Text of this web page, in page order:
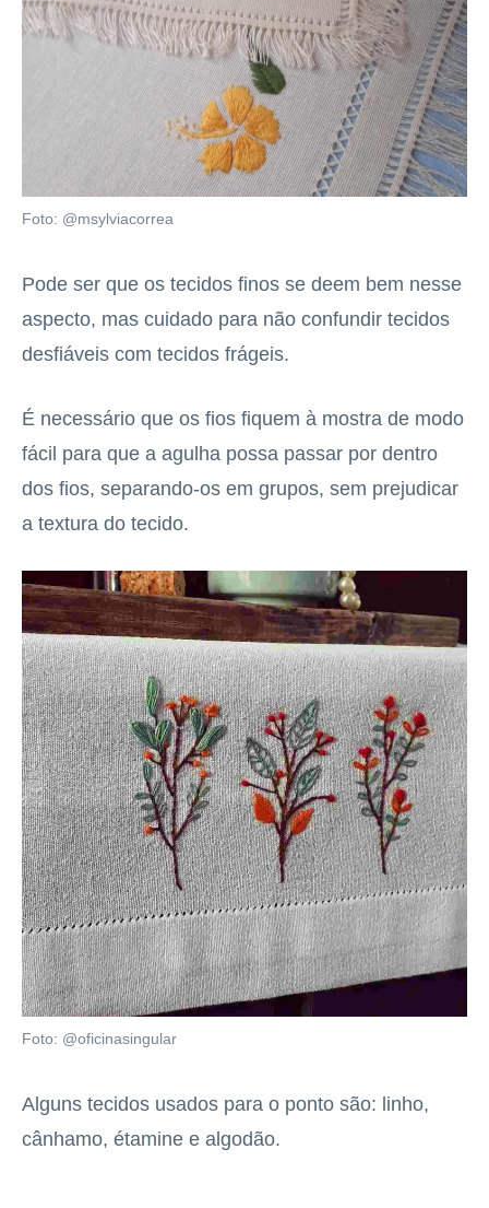
Foto: @msylviacorrea
Pode ser que os tecidos finos se deem bem nesse
aspecto, mas cuidado para não confundir tecidos
desfiáveis com tecidos frágeis.
É necessário que os fios fiquem à mostra de modo
fácil para que a agulha possa passar por dentro
dos fios, separando-os em grupos, sem prejudicar
a textura do tecido.
Foto: @oficinasingular
Alguns tecidos usados para o ponto são: linho,
cânhamo, étamine e algodão.